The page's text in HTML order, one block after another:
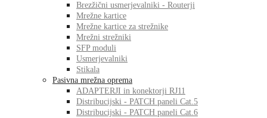
Brezžični usmerjevalniki - Routerji
Mrežne kartice
Mrežne kartice za strežnike
Mrežni strežniki
SFP moduli
Usmerjevalniki
Stikala
Pasivna mrežna oprema
ADAPTERJI in konektorji RJ11
Distribucijski - PATCH paneli Cat.5
Distribucijski - PATCH paneli Cat.6